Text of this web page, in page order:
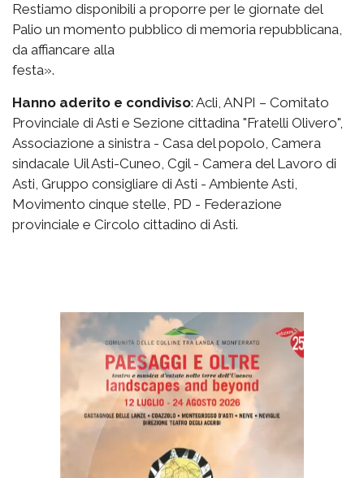
Restiamo disponibili a proporre per le giornate del
Palio un momento pubblico di memoria repubblicana,
da affiancare alla
festa».
Hanno aderito e condiviso: Acli, ANPI – Comitato
Provinciale di Asti e Sezione cittadina "Fratelli Olivero",
Associazione a sinistra - Casa del popolo, Camera
sindacale Uil Asti-Cuneo, Cgil - Camera del Lavoro di
Asti, Gruppo consigliare di Asti - Ambiente Asti,
Movimento cinque stelle, PD - Federazione
provinciale e Circolo cittadino di Asti.